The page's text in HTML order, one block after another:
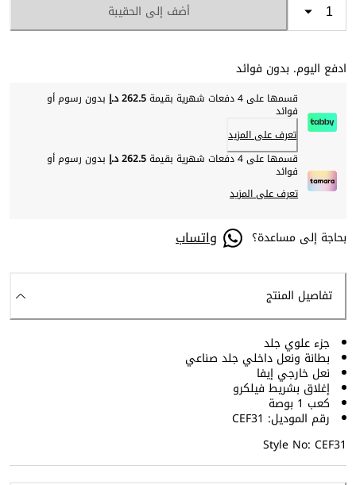
أضف إلى الحقيبة
ادفع اليوم. بدون فوائد
قسمها على 4 دفعات شهرية بقيمة 262.5 د.إ بدون رسوم أو
فوائد
تعرف على المزيد
قسمها على 4 دفعات شهرية بقيمة
262.5 د.إ بدون رسوم أو
فوائد
تعرف على المزيد
بحاجة إلى مساعدة؟ واتساب
تفاصيل المنتج
جزء علوي جلد
بطانة ونعل داخلي جلد صناعي
نعل خارجي إيفا
إغلاق بشريط فيلكرو
كعب 1 بوصة
رقم الموديل: CEF31
Style No: CEF31